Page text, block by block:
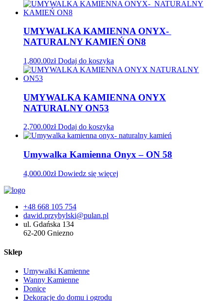
UMYWALKA KAMIENNA ONYX-
NATURALNY KAMIEŃ ON8
1,800.00zł Dodaj do koszyka
UMYWALKA KAMIENNA ONYX
NATURALNY ON53
2,700.00zł Dodaj do koszyka
Umywalka Kamienna Onyx – ON 58
4,000.00zł Dowiedz się więcej
+48 668 105 754
dawid.przybylski@pulan.pl
ul. Gdańska 134
62-200 Gniezno
Sklep
Umywalki Kamienne
Wanny Kamienne
Donice
Dekoracje do domu i ogrodu